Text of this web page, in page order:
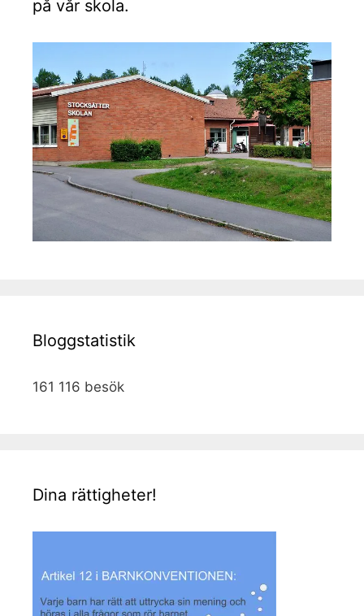
på vår skola.
Bloggstatistik
161 116 besök
Dina rättigheter!